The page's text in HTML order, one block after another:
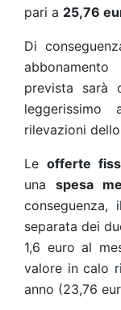
pari a 25,76
Di
prevista sarà
rilevazioni
Le offerte
una spesa
conseguenza,
separata dei
1,6 euro al
valore in calo
anno (23,76